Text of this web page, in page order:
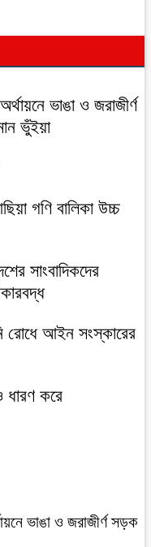
ভাঙা ও জরাজীর্ণ
ভুঁইয়া
গণি বালিকা উচ্চ
সাংবাদিকদের
রোধে আইন সংস্কারের
ধারণ করে
ভাঙা ও জরাজীর্ণ সড়ক